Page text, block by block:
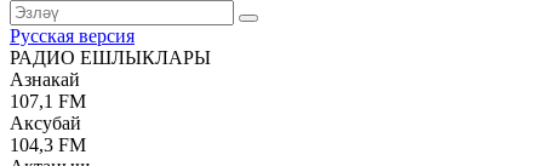
Русская версия
РАДИО ЕШЛЫКЛАРЫ
Азнакай
107,1 FM
Аксубай
104,3 FM